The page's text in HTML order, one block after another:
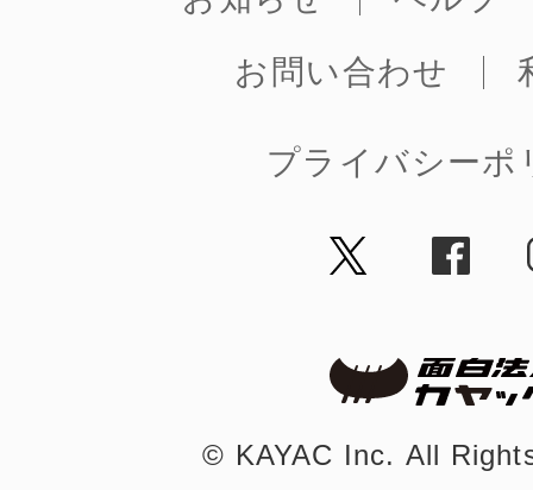
お問い合わせ
プライバシーポ
©︎ KAYAC Inc. All